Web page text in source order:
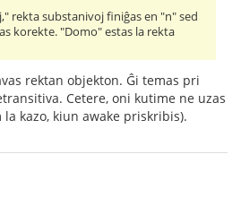
rekta substanivoj finiĝas en "n" sed
korekte. "Domo" estas la rekta
rektan objekton. Ĝi temas pri
Cetere, oni kutime ne uzas
kazo, kiun awake priskribis).